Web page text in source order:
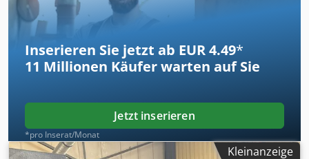
Inserieren Sie jetzt ab EUR 4.49*
11 Millionen Käufer warten auf Sie
Jetzt inserieren
*pro Inserat/Monat
Kleinanzeige